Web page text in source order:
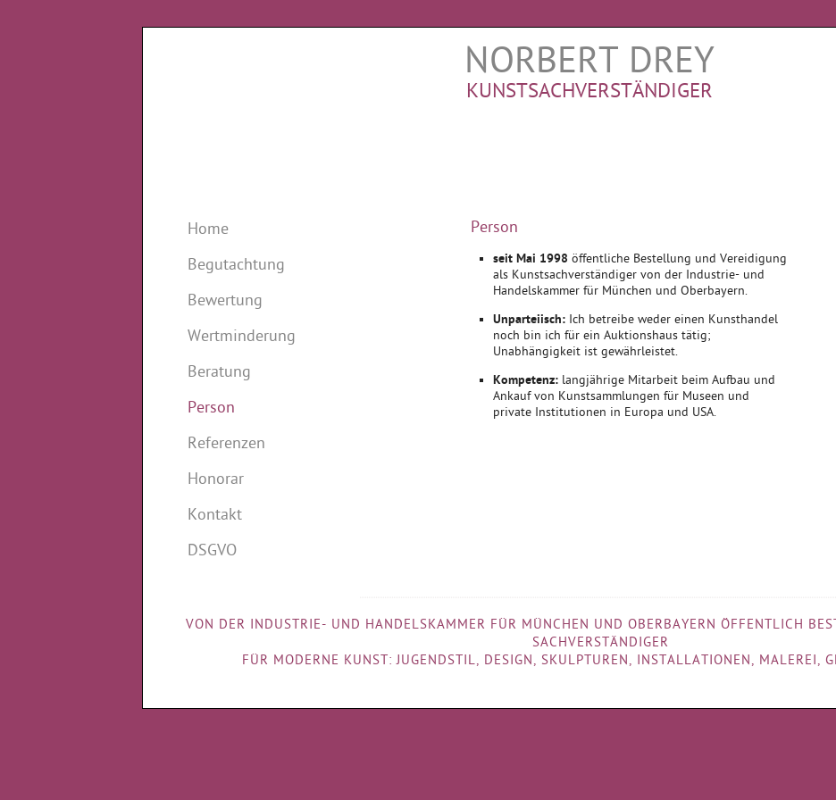
NORBERT DREY
KUNSTSACHVERSTÄNDIGER
Home
Begutachtung
Bewertung
Wertminderung
Beratung
Person
Referenzen
Honorar
Kontakt
DSGVO
Person
seit Mai 1998 öffentliche Bestellung und Vereidigung
als Kunstsachverständiger von der Industrie- und
Handelskammer für München und Oberbayern.
Unparteiisch: Ich betreibe weder einen Kunsthandel
noch bin ich für ein Auktionshaus tätig;
Unabhängigkeit ist gewährleistet.
Kompetenz: langjährige Mitarbeit beim Aufbau und
Ankauf von Kunstsammlungen für Museen und
private Institutionen in Europa und USA.
VON DER INDUSTRIE- UND HANDELSKAMMER FÜR MÜNCHEN UND OBERBAYERN ÖFFENTLICH
SACHVERSTÄNDIGER
FÜR MODERNE KUNST: JUGENDSTIL, DESIGN, SKULPTUREN, INSTALLATIONEN, MALEREI,